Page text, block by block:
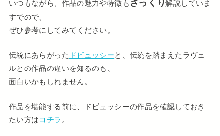
いつもながら、作品の魅力や特徴もざっくり解説していま
すでので、
ぜひ参考にしてみてください。
伝統にあらがった ドビュッシーと、伝統を踏まえたラヴェ
ルとの作品の違いを知るのも、
面白いかもしれません。
作品を堪能する前に、ドビュッシーの作品を確認しておき
たい方はコチラ。